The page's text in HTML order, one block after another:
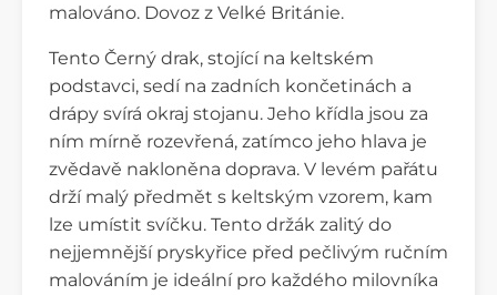
malováno. Dovoz z Velké Británie.
Tento Černý drak, stojící na keltském
podstavci, sedí na zadních končetinách a
drápy svírá okraj stojanu. Jeho křídla jsou za
ním mírně rozevřená, zatímco jeho hlava je
zvědavě nakloněna doprava. V levém pařátu
drží malý předmět s keltským vzorem, kam
lze umístit svíčku. Tento držák zalitý do
nejjemnější pryskyřice před pečlivým ručním
malováním je ideální pro každého milovníka